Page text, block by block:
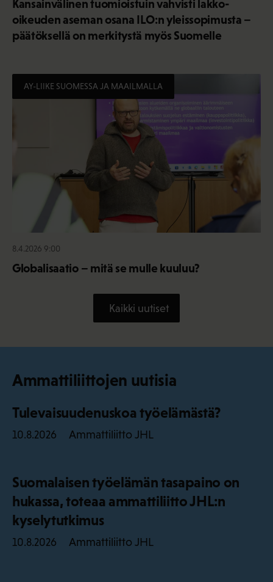
Kansainvälinen tuomioistuin vahvisti lakko-
oikeuden aseman osana ILO:n yleissopimusta –
päätöksellä on merkitystä myös Suomelle
AY-LIIKE SUOMESSA JA MAAILMALLA
8.4.2026 9:00
Globalisaatio – mitä se mulle kuuluu?
Kaikki uutiset
Ammattiliittojen uutisia
Tulevaisuudenuskoa työelämästä?
10.8.2026 Ammattiliitto JHL
Suomalaisen työelämän tasapaino on
hukassa, toteaa ammattiliitto JHL:n
kyselytutkimus
10.8.2026 Ammattiliitto JHL